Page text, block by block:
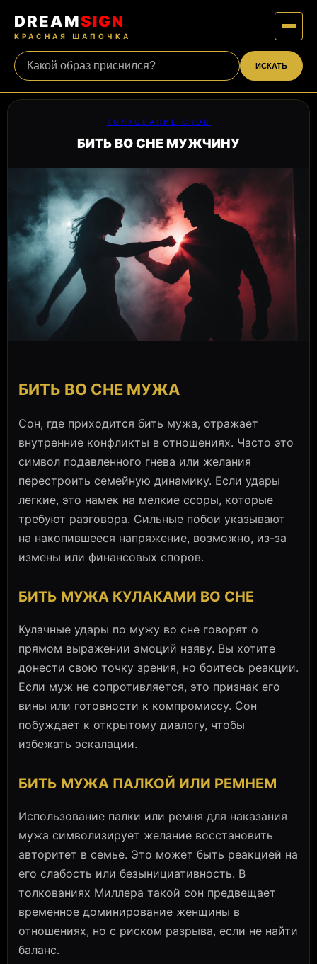
DREAMSIGN
КРАСНАЯ ШАПОЧКА
ИСКАТЬ
ТОЛКОВАНИЕ СНОВ
БИТЬ ВО СНЕ МУЖЧИНУ
БИТЬ ВО СНЕ МУЖА
Сон, где приходится бить мужа, отражает
внутренние конфликты в отношениях. Часто это
символ подавленного гнева или желания
перестроить семейную динамику. Если удары
легкие, это намек на мелкие ссоры, которые
требуют разговора. Сильные побои указывают
на накопившееся напряжение, возможно, из-за
измены или финансовых споров.
БИТЬ МУЖА КУЛАКАМИ ВО СНЕ
Кулачные удары по мужу во сне говорят о
прямом выражении эмоций наяву. Вы хотите
донести свою точку зрения, но боитесь реакции.
Если муж не сопротивляется, это признак его
вины или готовности к компромиссу. Сон
побуждает к открытому диалогу, чтобы
избежать эскалации.
БИТЬ МУЖА ПАЛКОЙ ИЛИ РЕМНЕМ
Использование палки или ремня для наказания
мужа символизирует желание восстановить
авторитет в семье. Это может быть реакцией на
его слабость или безынициативность. В
толкованиях Миллера такой сон предвещает
временное доминирование женщины в
отношениях, но с риском разрыва, если не найти
баланс.